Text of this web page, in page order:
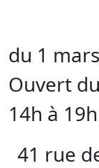
du 1
Ouvert
14h à 19h
41 rue